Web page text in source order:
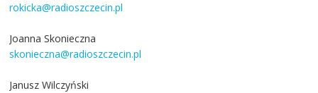
rokicka@radioszczecin.pl
Joanna Skonieczna
skonieczna@radioszczecin.pl
Janusz Wilczyński